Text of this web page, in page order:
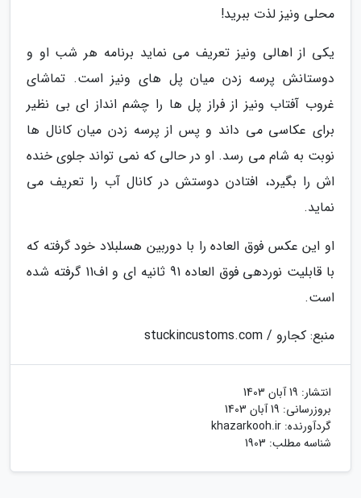
محلی ونیز لذت ببرید!
یکی از اهالی ونیز تعریف می نماید برنامه هر شب او و
دوستانش پرسه زدن میان پل های ونیز است. تماشای
غروب آفتاب ونیز از فراز پل ها را چشم انداز ای بی نظیر
برای عکاسی می داند و پس از پرسه زدن میان کانال ها
نوبت به شام می رسد. او در حالی که نمی تواند جلوی خنده
اش را بگیرد، افتادن دوستش در کانال آب را تعریف می
نماید.
او این عکس فوق العاده را با دوربین هسلبلاد خود گرفته که
با قابلیت نوردهی فوق العاده 91 ثانیه ای و اف11 گرفته شده
است.
منبع: کجارو / stuckincustoms.com
انتشار: 19 آبان 1403
بروزرسانی: 19 آبان 1403
گردآورنده: khazarkooh.ir
شناسه مطلب: 1903